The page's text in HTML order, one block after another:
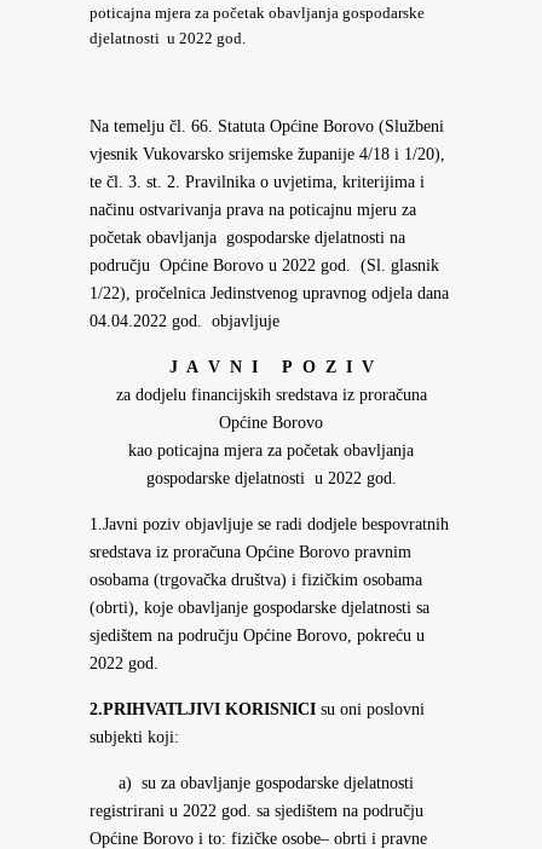
poticajna mjera za početak obavljanja gospodarske
djelatnosti u 2022 god.
Na temelju čl. 66. Statuta Općine Borovo (Službeni
vjesnik Vukovarsko srijemske županije 4/18 i 1/20),
te čl. 3. st. 2. Pravilnika o uvjetima, kriterijima i
načinu ostvarivanja prava na poticajnu mjeru za
početak obavljanja gospodarske djelatnosti na
području Općine Borovo u 2022 god. (Sl. glasnik
1/22), pročelnica Jedinstvenog upravnog odjela dana
04.04.2022 god. objavljuje
J A V N I P O Z I V
za dodjelu financijskih sredstava iz proračuna
Općine Borovo
kao poticajna mjera za početak obavljanja
gospodarske djelatnosti u 2022 god.
1.Javni poziv objavljuje se radi dodjele bespovratnih
sredstava iz proračuna Općine Borovo pravnim
osobama (trgovačka društva) i fizičkim osobama
(obrti), koje obavljanje gospodarske djelatnosti sa
sjedištem na području Općine Borovo, pokreću u
2022 god.
2.PRIHVATLJIVI KORISNICI su oni poslovni
subjekti koji:
a) su za obavljanje gospodarske djelatnosti
registrirani u 2022 god. sa sjedištem na području
Općine Borovo i to: fizičke osobe– obrti i pravne